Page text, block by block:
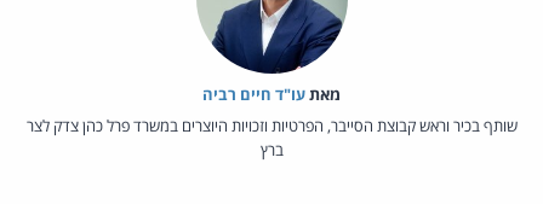
מאת‏עו"ד חיים רביה
שותף בכיר וראש קבוצת הסייבר, הפרטיות וזכויות היוצרים במשרד פרל כהן צדק לצר
ברץ